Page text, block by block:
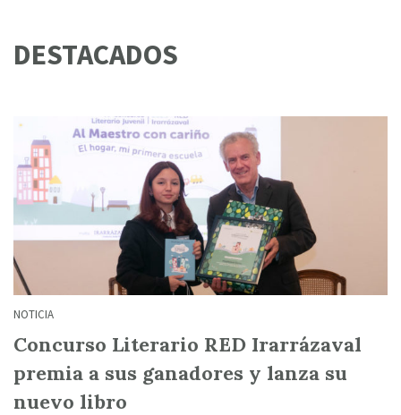
DESTACADOS
NOTICIA
Concurso Literario RED Irarrázaval
premia a sus ganadores y lanza su
nuevo libro